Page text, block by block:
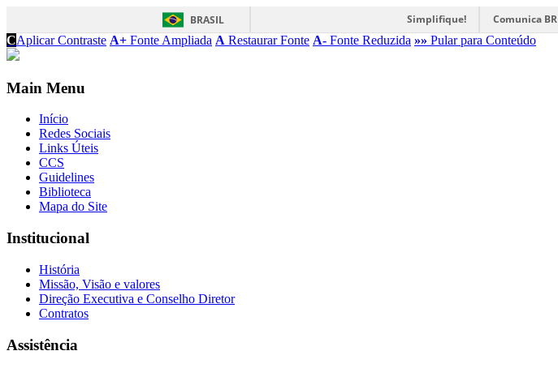
BRASIL Simplifique! Comunica BR
CAplicar Contraste A+ Fonte Ampliada A Restaurar Fonte A- Fonte Reduzida »» Pular para Conteúdo
Main Menu
Início
Redes Sociais
Links Úteis
CCS
Guidelines
Biblioteca
Mapa do Site
Institucional
História
Missão, Visão e valores
Direção Executiva e Conselho Diretor
Contratos
Assistência